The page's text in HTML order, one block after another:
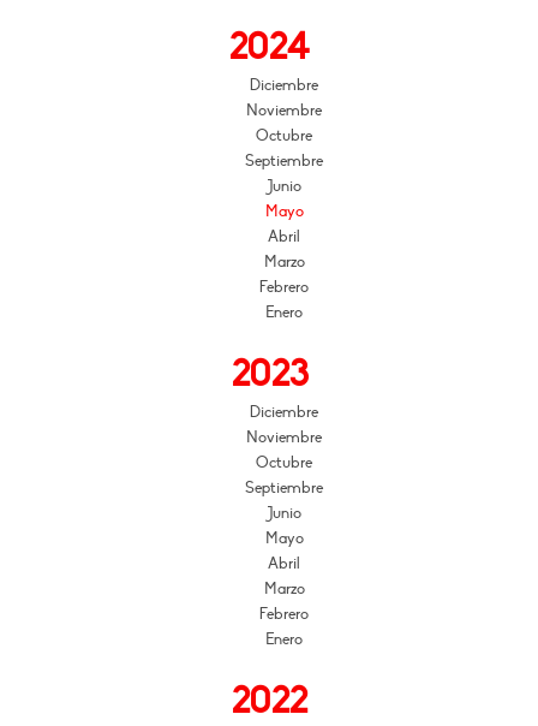
2024
Diciembre
Noviembre
Octubre
Septiembre
Junio
Mayo
Abril
Marzo
Febrero
Enero
2023
Diciembre
Noviembre
Octubre
Septiembre
Junio
Mayo
Abril
Marzo
Febrero
Enero
2022